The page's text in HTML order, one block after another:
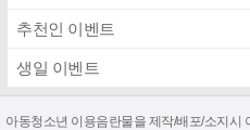
추천인 이벤트
생일 이벤트
아동청소년 이용음란물을 제작/배포/소지시